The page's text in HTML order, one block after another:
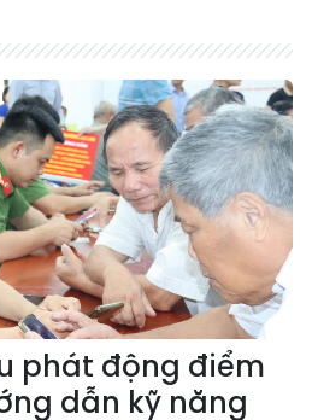
phát động điểm
dẫn kỹ năng